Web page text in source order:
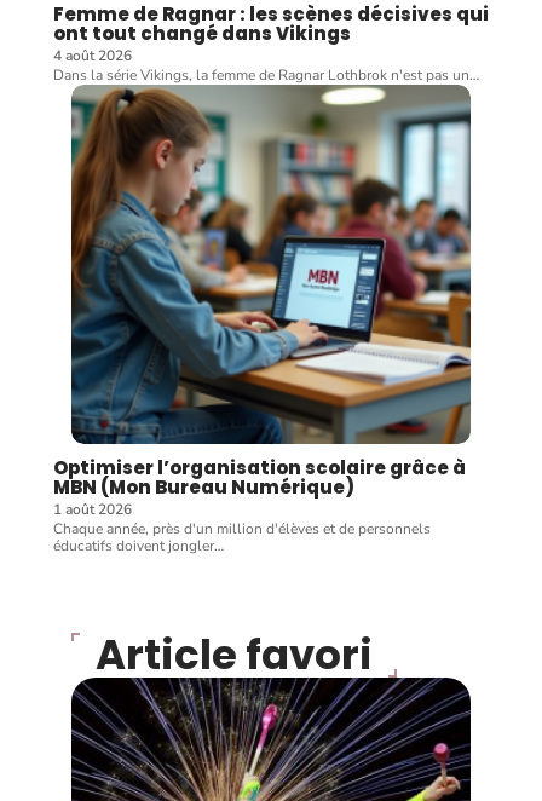
Femme de Ragnar : les scènes décisives qui
ont tout changé dans Vikings
4 août 2026
Dans la série Vikings, la femme de Ragnar Lothbrok n'est pas un…
Optimiser l’organisation scolaire grâce à
MBN (Mon Bureau Numérique)
1 août 2026
Chaque année, près d'un million d'élèves et de personnels
éducatifs doivent jongler…
Article favori